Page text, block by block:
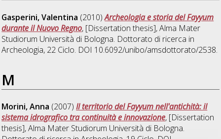
Gasperini, Valentina (2010)Archeologia e storia del Fayyum
durante il Nuovo Regno, [Dissertation thesis], Alma Mater
Studiorum Università di Bologna. Dottorato di ricerca in
Archeologia, 22 Ciclo. DOI 10.6092/unibo/amsdottorato/2538.
M
Morini, Anna (2007)Il territorio del Fayyum nell'antichità: il
sistema idrografico tra continuità e innovazione, [Dissertation
thesis], Alma Mater Studiorum Università di Bologna.